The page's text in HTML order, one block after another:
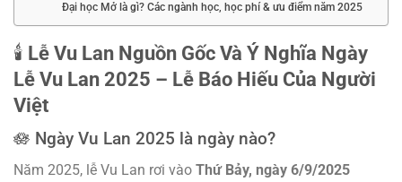
Đại học Mở là gì? Các ngành học, học phí & ưu điểm năm 2025
🕯️ Lễ Vu Lan Nguồn Gốc Và Ý Nghĩa Ngày
Lễ Vu Lan 2025 – Lễ Báo Hiếu Của Người
Việt
🪷 Ngày Vu Lan 2025 là ngày nào?
Năm 2025, lễ Vu Lan rơi vào Thứ Bảy, ngày 6/9/2025